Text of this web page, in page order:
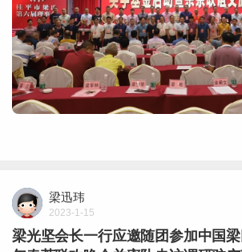
梁迅玮
2023-1-15
梁光坚会长一行应邀随团参加中国